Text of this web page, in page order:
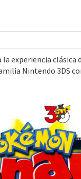
experiencia
Nintendo 3DS